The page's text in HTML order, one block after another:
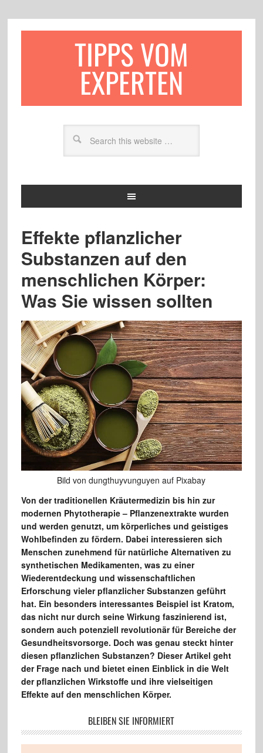
TIPPS VOM
EXPERTEN
Effekte pflanzlicher
Substanzen auf den
menschlichen Körper:
Was Sie wissen sollten
Bild von dungthuyvunguyen auf Pixabay
Von der traditionellen Kräutermedizin bis hin zur
modernen Phytotherapie – Pflanzenextrakte wurden
und werden genutzt, um körperliches und geistiges
Wohlbefinden zu fördern. Dabei interessieren sich
Menschen zunehmend für natürliche Alternativen zu
synthetischen Medikamenten, was zu einer
Wiederentdeckung und wissenschaftlichen
Erforschung vieler pflanzlicher Substanzen geführt
hat. Ein besonders interessantes Beispiel ist Kratom,
das nicht nur durch seine Wirkung faszinierend ist,
sondern auch potenziell revolutionär für Bereiche der
Gesundheitsvorsorge. Doch was genau steckt hinter
diesen pflanzlichen Substanzen? Dieser Artikel geht
der Frage nach und bietet einen Einblick in die Welt
der pflanzlichen Wirkstoffe und ihre vielseitigen
Effekte auf den menschlichen Körper.
BLEIBEN SIE INFORMIERT